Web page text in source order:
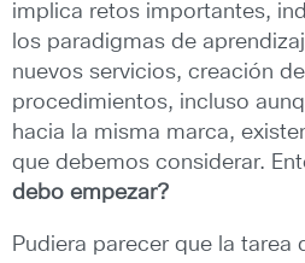
implica retos importantes,
los paradigmas de
nuevos servicios, creación
procedimientos, incluso
hacia la misma marca,
que debemos considerar.
debo empezar?
Pudiera parecer que la tarea